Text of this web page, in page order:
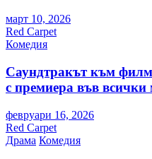
март 10, 2026
Red Carpet
Комедия
Саундтракът към
с премиера във
февруари 16, 2026
Red Carpet
Драма Комедия